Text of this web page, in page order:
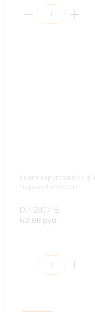
DP-2007-B
62.98 руб.